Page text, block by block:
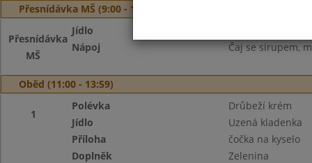
Přesnídávka MŠ (9:00 - 10:00)
Přesnídávka
MŠ
Jídlo
Nápoj
Čaj se sirupem,
Oběd (11:00 - 13:59)
1
Polévka
Drůbeží krém
Jídlo
Uzená kladenka
Příloha
čočka na kyselo
Doplněk
Zelenina